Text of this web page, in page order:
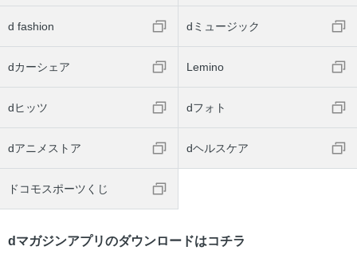
d fashion dミュージック
dカーシェア Lemino
dヒッツ dフォト
dアニメストア dヘルスケア
ドコモスポーツくじ
dマガジンアプリのダウンロードはコチラ